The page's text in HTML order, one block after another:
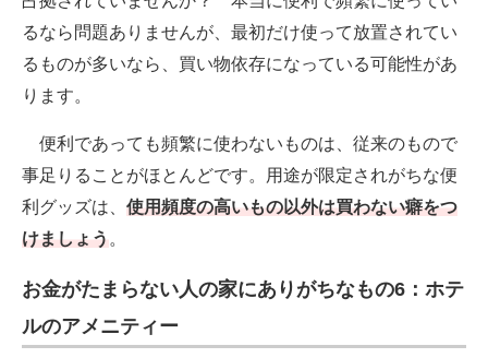
るなら問題ありませんが、最初だけ使って放置されてい
るものが多いなら、買い物依存になっている可能性があ
ります。
便利であっても頻繁に使わないものは、従来のもので
事足りることがほとんどです。用途が限定されがちな便
利グッズは、 使用頻度の高いもの以外は買わない癖をつ
けましょう。
お金がたまらない人の家にありがちなもの6：ホテ
ルのアメニティー